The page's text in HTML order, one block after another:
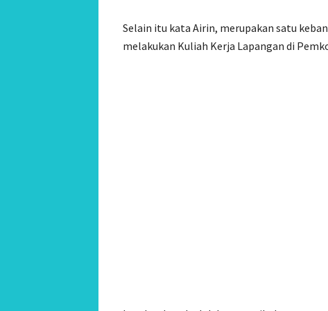
Selain itu kata Airin, merupakan satu
melakukan Kuliah Kerja Lapangan di